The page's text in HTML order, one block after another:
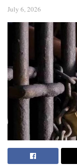
July 6, 2026